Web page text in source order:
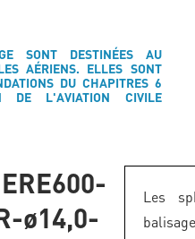
SONT DESTINÉES AU
AÉRIENS. ELLES SONT
DU CHAPITRES 6
DE L'AVIATION CIVILE
ø14,0-
Les